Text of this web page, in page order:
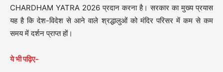
CHARDHAM YATRA 2026 प्रदान करना है। सरकार का मुख्य प्रयास
यह है कि देश-विदेश से आने वाले श्रद्धालुओं को मंदिर परिसर में कम से कम
समय में दर्शन प्राप्त हों।
ये भी पढ़िए-